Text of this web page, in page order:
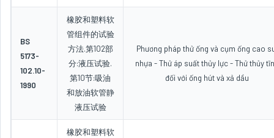
BS
5173-
102.10-
1990
橡胶和塑料软
管组件的试验
方法.第102部
分:液压试验.
第10节:吸油
和放油软管静
液压试验
Phương pháp thử ống và cụm ống cao
nhựa - Thử áp suất thủy lực - Thử thủy
đối với ống hút và xả dầu
橡胶和塑料软